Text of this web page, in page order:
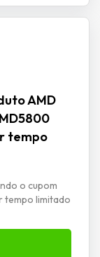
AMD
tempo
o cupom
tempo limitado